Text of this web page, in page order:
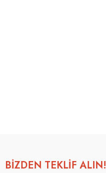
BİZDEN TEKLİF ALIN!